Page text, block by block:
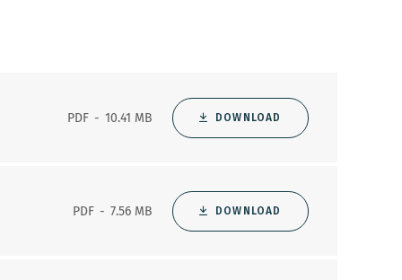
PDF 10.41 MB DOWNLOAD
PDF 7.56 MB DOWNLOAD